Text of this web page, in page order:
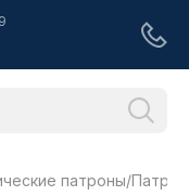
патроны/